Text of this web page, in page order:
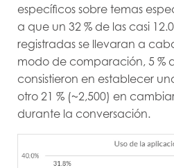
específicos sobre temas
a que un 32 % de las casi
registradas se llevaran a
modo de comparación, 5 %
consistieron en establecer
otro 21 % (~2,500) en
durante la conversación.